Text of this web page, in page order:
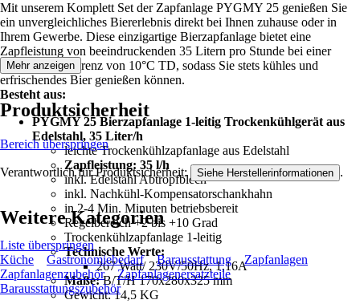
Mit unserem Komplett Set der Zapfanlage PYGMY 25 genießen Sie
ein unvergleichliches Biererlebnis direkt bei Ihnen zuhause oder in
Ihrem Gewerbe. Diese einzigartige Bierzapfanlage bietet eine
Zapfleistung von beeindruckenden 35 Litern pro Stunde bei einer
Temperaturdifferenz von 10°C TD, sodass Sie stets kühles und
erfrischendes Bier genießen können.
Besteht aus:
PYGMY 25 Bierzapfanlage 1-leitig Trockenkühlgerät aus
Edelstahl, 35 Liter/h
leichte Trockenkühlzapfanlage aus Edelstahl
Zapfleistung: 35 l/h
inkl. Edelstahl Abtropfblech
inkl. Nachkühl-Kompensatorschankhahn
in 2-4 Min. Minuten betriebsbereit
Regelbereich +2 bis +10 Grad
Trockenkühlzapfanlage 1-leitig
Technische Werte:
267 Watt/ 230V/50Hz, 1,16A
Maße:B/T/H 170x280x325 mm
Gewicht: 14,5 KG
Mehr anzeigen
Produktsicherheit
Bereich überspringen
Verantwortlich für Produktsicherheit: Siehe Herstellerinformationen .
Weitere Kategorien
Liste überspringen
Küche
Gastronomiebedarf Barausstattung
Zapfanlagen
Zapfanlagenzubehör
Zapfanlagenersatzteile
Barausstattungszubehör